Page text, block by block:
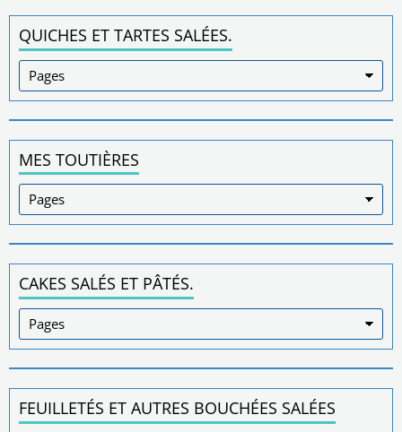
QUICHES ET TARTES SALÉES.
MES TOUTIÈRES
CAKES SALÉS ET PÂTÉS.
FEUILLETÉS ET AUTRES BOUCHÉES SALÉES